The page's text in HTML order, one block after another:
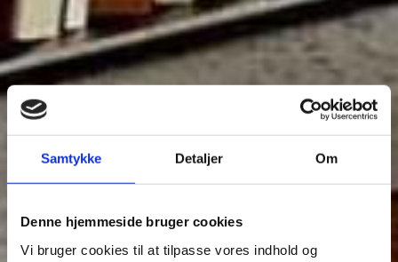
Samtykke Detaljer Om
Denne hjemmeside bruger cookies
Vi bruger cookies til at tilpasse vores indhold og